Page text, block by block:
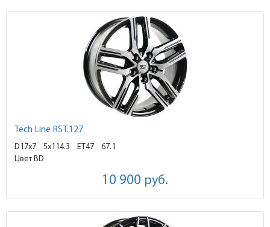
Tech Line RST.127
D17x7 5x114.3 ET47
67.1
Цвет BD
10 900 руб.